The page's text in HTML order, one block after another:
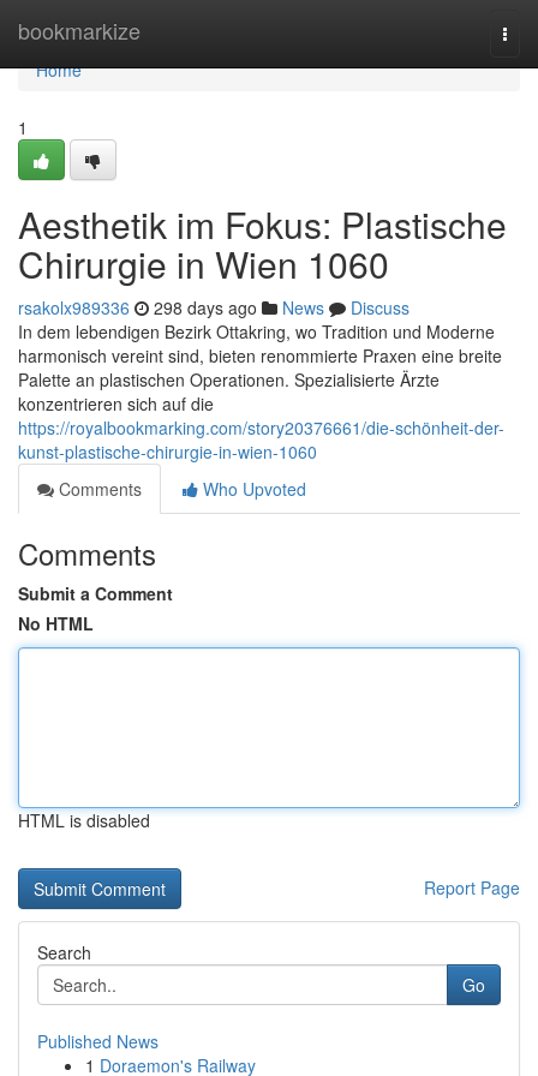
bookmarkize
Home
Home
1
Aesthetik im Fokus: Plastische
Chirurgie in Wien 1060
rsakolx989336 298 days ago News
Discuss
In dem lebendigen Bezirk Ottakring, wo Tradition und Moderne
harmonisch vereint sind, bieten renommierte Praxen eine breite
Palette an plastischen Operationen. Spezialisierte Ärzte
konzentrieren sich auf die
https://royalbookmarking.com/story20376661/die-schönheit-der-
kunst-plastische-chirurgie-in-wien-1060
Comments
Who Upvoted
Comments
Submit a Comment
No HTML
HTML is disabled
Report Page
Search
Go
Published News
1 Doraemon's Railway